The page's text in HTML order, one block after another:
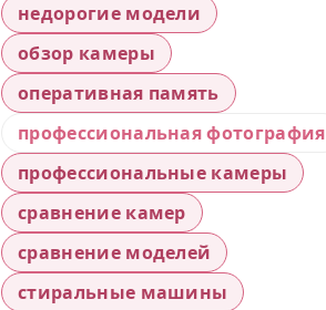
недорогие модели
обзор камеры
оперативная память
профессиональная фотография
профессиональные камеры
сравнение камер
сравнение моделей
стиральные машины